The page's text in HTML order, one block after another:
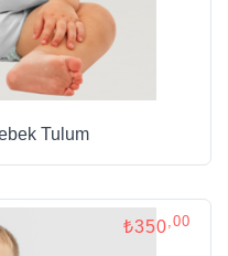
Tulum
₺350 ,00